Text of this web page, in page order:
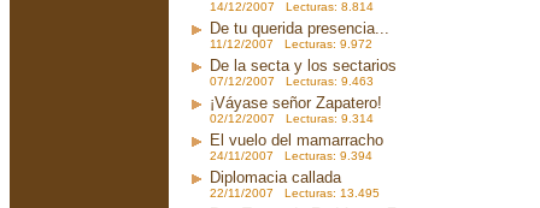
14/12/2007 Lecturas: 8.814
De tu querida presencia...
11/12/2007 Lecturas: 9.972
De la secta y los sectarios
07/12/2007 Lecturas: 9.463
¡Váyase señor Zapatero!
02/12/2007 Lecturas: 9.314
El vuelo del mamarracho
24/11/2007 Lecturas: 9.394
Diplomacia callada
22/11/2007 Lecturas: 13.495